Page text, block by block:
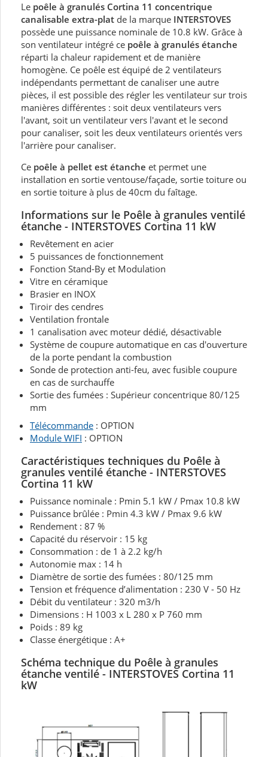
Le poêle à granulés Cortina 11 concentrique
canalisable extra-plat de la marque INTERSTOVES
possède une puissance nominale de 10.8 kW. Grâce à
son ventilateur intégré ce poêle à granulés étanche
réparti la chaleur rapidement et de manière
homogène. Ce poêle est équipé de 2 ventilateurs
indépendants permettant de canaliser une autre
pièces, il est possible des régler les ventilateur sur trois
manières différentes : soit deux ventilateurs vers
l'avant, soit un ventilateur vers l'avant et le second
pour canaliser, soit les deux ventilateurs orientés vers
l'arrière pour canaliser.
Ce poêle à pellet est étanche et permet une
installation en sortie ventouse/façade, sortie toiture ou
en sortie toiture à plus de 40cm du faîtage.
Informations sur le Poêle à granules ventilé
étanche - INTERSTOVES Cortina 11 kW
Revêtement en acier
5 puissances de fonctionnement
Fonction Stand-By et Modulation
Vitre en céramique
Brasier en INOX
Tiroir des cendres
Ventilation frontale
1 canalisation avec moteur dédié, désactivable
Système de coupure automatique en cas d'ouverture
de la porte pendant la combustion
Sonde de protection anti-feu, avec fusible coupure
en cas de surchauffe
Sortie des fumées : Supérieur concentrique 80/125
mm
Télécommande : OPTION
Module WIFI : OPTION
Caractéristiques techniques du Poêle à
granules ventilé étanche - INTERSTOVES
Cortina 11 kW
Puissance nominale : Pmin 5.1 kW / Pmax 10.8 kW
Puissance brûlée : Pmin 4.3 kW / Pmax 9.6 kW
Rendement : 87 %
Capacité du réservoir : 15 kg
Consommation : de 1 à 2.2 kg/h
Autonomie max : 14 h
Diamètre de sortie des fumées : 80/125 mm
Tension et fréquence d’alimentation : 230 V - 50 Hz
Débit du ventilateur : 320 m3/h
Dimensions : H 1003 x L 280 x P 760 mm
Poids : 89 kg
Classe énergétique : A+
Schéma technique du Poêle à granules
étanche ventilé - INTERSTOVES Cortina 11
kW